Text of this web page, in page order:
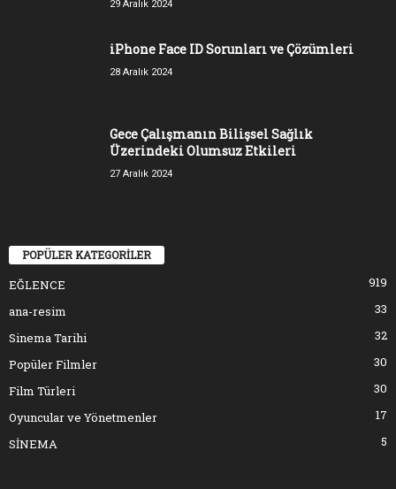
29 Aralık 2024
iPhone Face ID Sorunları ve Çözümleri
28 Aralık 2024
Gece Çalışmanın Bilişsel Sağlık
Üzerindeki Olumsuz Etkileri
27 Aralık 2024
POPÜLER KATEGORİLER
EĞLENCE
919
ana-resim
33
Sinema Tarihi
32
Popüler Filmler
30
Film Türleri
30
Oyuncular ve Yönetmenler
17
SİNEMA
5